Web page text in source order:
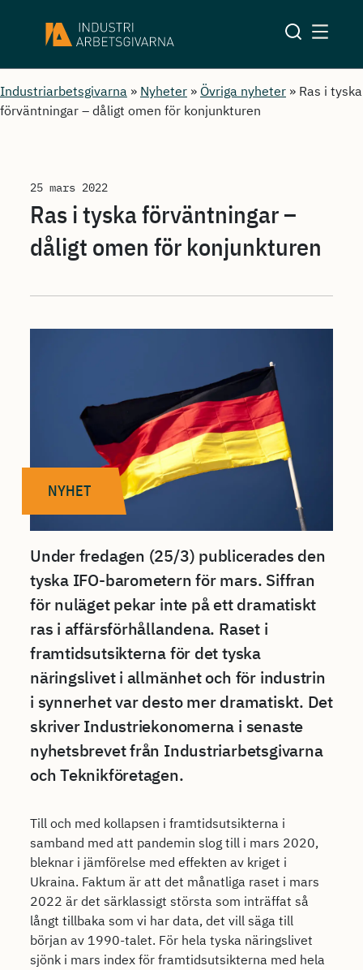
Industriarbetsgivarna » Nyheter » Övriga nyheter » Ras i tyska
förväntningar – dåligt omen för konjunkturen
25 mars 2022
Ras i tyska förväntningar –
dåligt omen för konjunkturen
NYHET
Under fredagen (25/3) publicerades den
tyska IFO-barometern för mars. Siffran
för nuläget pekar inte på ett dramatiskt
ras i affärsförhållandena. Raset i
framtidsutsikterna för det tyska
näringslivet i allmänhet och för industrin
i synnerhet var desto mer dramatiskt. Det
skriver Industriekonomerna i senaste
nyhetsbrevet från Industriarbetsgivarna
och Teknikföretagen.
Till och med kollapsen i framtidsutsikterna i
samband med att pandemin slog till i mars 2020,
bleknar i jämförelse med effekten av kriget i
Ukraina. Faktum är att det månatliga raset i mars
2022 är det särklassigt största som inträffat så
långt tillbaka som vi har data, det vill säga till
början av 1990-talet. För hela tyska näringslivet
sjönk i mars index för framtidsutsikterna med hela